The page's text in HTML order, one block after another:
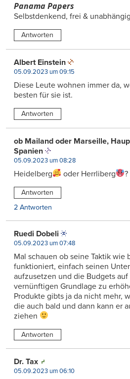
Panama Papers
Selbstdenkend, frei & unabhängig
Antworten
Albert Einstein
05.09.2023 um 09:15
Diese Leute wohnen immer da,
besten für sie ist.
Antworten
ob Mailand oder Marseille,
Spanien
05.09.2023 um 08:28
Heidelberg oder Herrliberg ?
Antworten
2 Antworten
Ruedi Dobeli
05.09.2023 um 07:48
Mal schauen ob seine Taktik wie
funktioniert, einfach seinen
aufzusetzen und die Budgets
vernünftigen Grundlage zu
Produkte gibts ja da nicht mehr,
die auch bald und dann kann er
ziehen
Antworten
Dr. Tax
05.09.2023 um 06:10